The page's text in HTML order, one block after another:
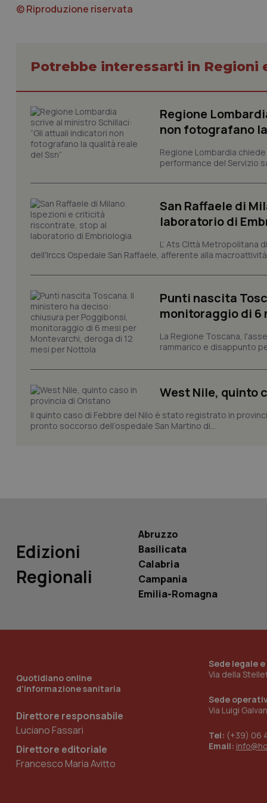
© Riproduzione riservata
Potrebbe interessarti in Regioni
Regione
non fotografano
Regione Lombardia
performance del Servizio
San Raffaele di
laboratorio di
L’ Ats Città Metropolitana
dell'Irccs Ospedale San Raffaele, afferente alla
Punti nascita
monitoraggio di 6
La Regione Toscana,
rammarico e disappunto
West Nile, quinto
Il quinto caso di Febbre del Nilo è stato registrato in
pronto soccorso dell’ospedale San Martino di...
Edizioni
Regionali
Abruzzo
Basilicata
Calabria
Campania
Emilia-Romagna
Quotidiano online
d'informazione sanitaria
Direttore responsabile
Luciano Fassari
Direttore editoriale
Francesco Maria Avitto
Sede legale
Via della
Sede
Via Luigi
Tel: (+39) 06
Email:
I cookie necessari
tracking-sites-
_ga
YSC
ROLLOUT_TOKEN
ironfish-tracking-
named-enable